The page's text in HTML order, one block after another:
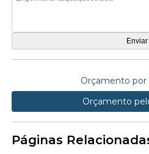
Orçamento por
Orçamento
Páginas